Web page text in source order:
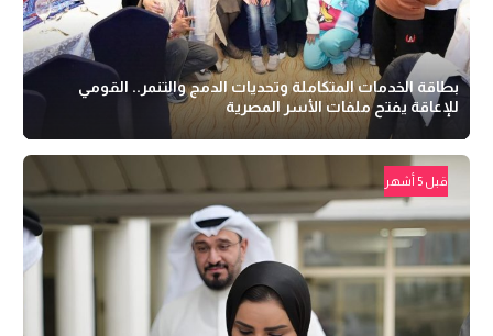
بطاقة الخدمات المتكاملة وتحديات الدمج والتنمر.. القومي
للإعاقة يفتح ملفات الأسر المصرية
قبل 5 أشهر